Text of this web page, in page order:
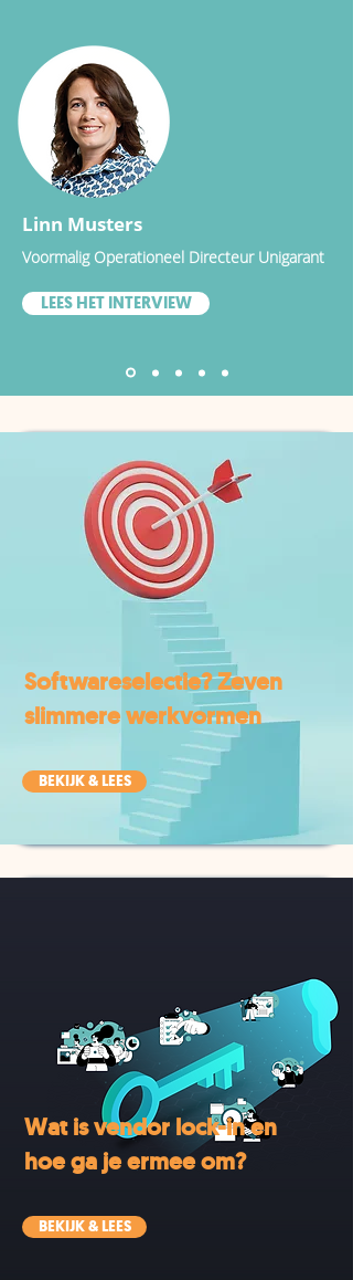
Linn Musters
Voormalig Operationeel Directeur Unigarant
LEES HET INTERVIEW
Softwareselectie? Zeven
slimmere werkvormen
BEKIJK & LEES
Wat is vendor lock-in en
hoe ga je ermee om?
BEKIJK & LEES